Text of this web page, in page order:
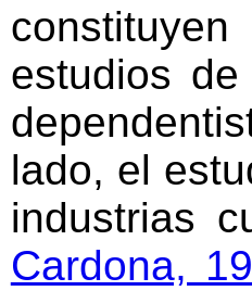
estudios
lado, el
industrias
Cardona,